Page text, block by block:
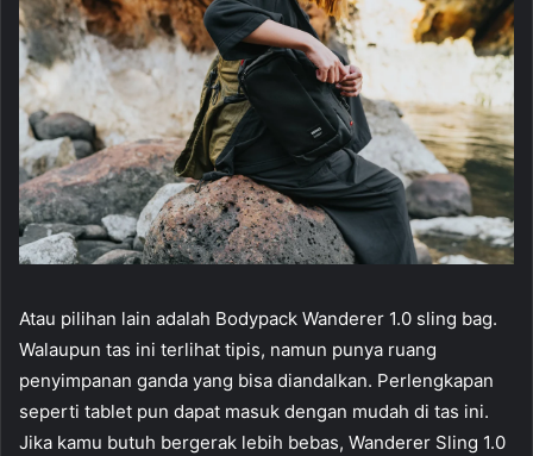
Atau pilihan lain adalah Bodypack Wanderer 1.0 sling bag.
Walaupun tas ini terlihat tipis, namun punya ruang
penyimpanan ganda yang bisa diandalkan. Perlengkapan
seperti tablet pun dapat masuk dengan mudah di tas ini.
Jika kamu butuh bergerak lebih bebas, Wanderer Sling 1.0